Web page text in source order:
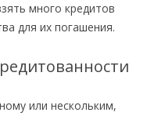
много кредитов
для их погашения.
или нескольким,